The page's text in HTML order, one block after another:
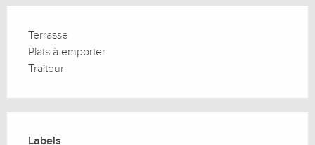
Terrasse
Plats à emporter
Traiteur
Labels
Labels